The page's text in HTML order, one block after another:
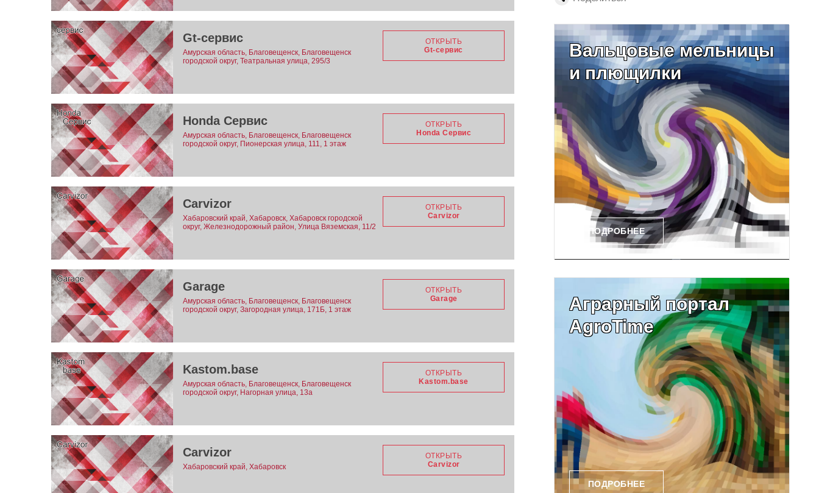
Gt-сервис
Амурская область, Благовещенск, Благовещенск
городской округ, Театральная улица, 295/3
ОТКРЫТЬ
Gt-сервис
Honda Сервис
Амурская область, Благовещенск, Благовещенск
городской округ, Пионерская улица, 111, 1 этаж
ОТКРЫТЬ
Honda Сервис
Carvizor
Хабаровский край, Хабаровск, Хабаровск городской
округ, Железнодорожный район, Улица Вяземская, 11/2
ОТКРЫТЬ
Carvizor
Garage
Амурская область, Благовещенск, Благовещенск
городской округ, Загородная улица, 171Б, 1 этаж
ОТКРЫТЬ
Garage
Kastom.base
Амурская область, Благовещенск, Благовещенск
городской округ, Нагорная улица, 13а
ОТКРЫТЬ
Kastom.base
Carvizor
Хабаровский край, Хабаровск
ОТКРЫТЬ
Carvizor
Вальцовые мельницы
и плющилки
ПОДРОБНЕЕ
Аграрный портал
AgroTime
ПОДРОБНЕЕ